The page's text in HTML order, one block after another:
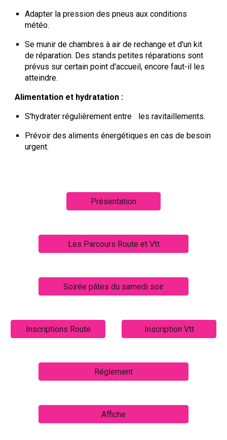
Adapter la pression des pneus aux conditions
météo.
Se munir de chambres à air de rechange et d'un kit
de réparation. Des stands petites réparations sont
prévus surcertain point d'accueil, encore faut-il les
atteindre.
Alimentation et hydratation :
S'hydrater régulièrement entre
les ravitaillements.
Prévoir des aliments énergétiques en cas de besoin
urgent.
Présentation
Les Parcours Route et Vtt
Soirée pâtes du samedi soir
Inscriptions Route Inscription Vtt
Réglement
Affiche